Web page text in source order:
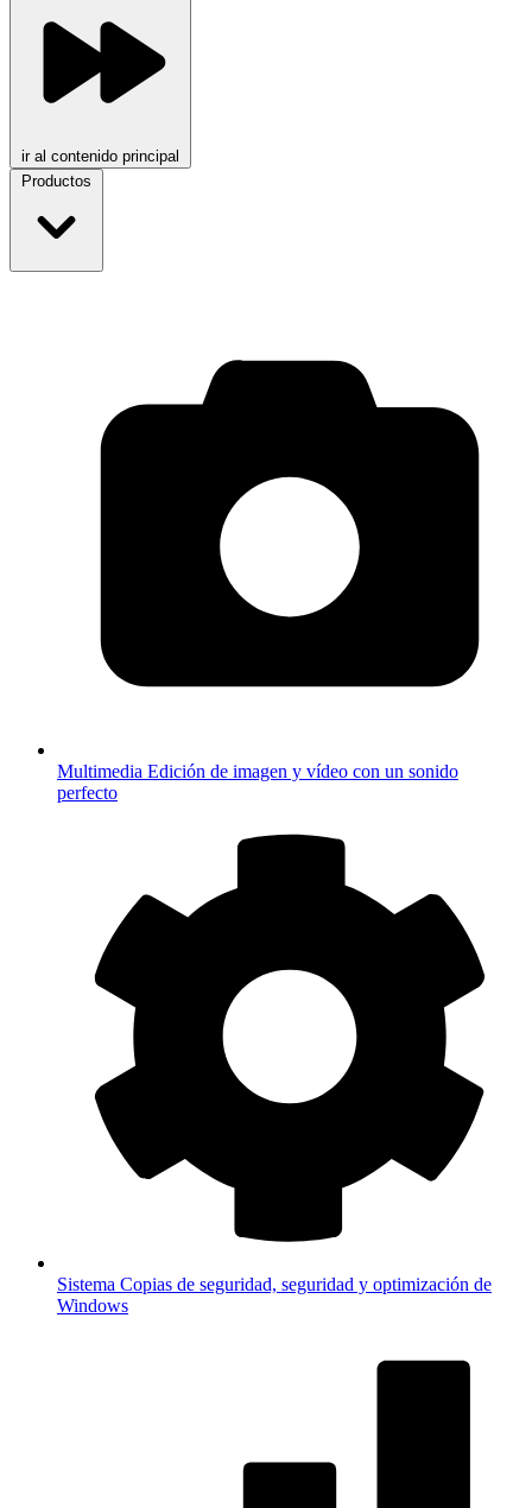
ir al contenido principal
Productos
Multimedia Edición de imagen y vídeo con un sonido
perfecto
Sistema Copias de seguridad, seguridad y optimización de
Windows